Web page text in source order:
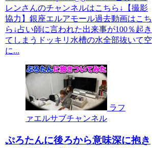
レンさんのチャンネルはこちら↓【撮影
協力】銀座エルアモール過去動画はこち
ら↓占い師に言われた出来事が100％起き
てしまうドッキリ水槽の水全部抜いて空
に...
ラフ
ァエルサブチャンネル
ぷろたんに後ろから意味深に抱き